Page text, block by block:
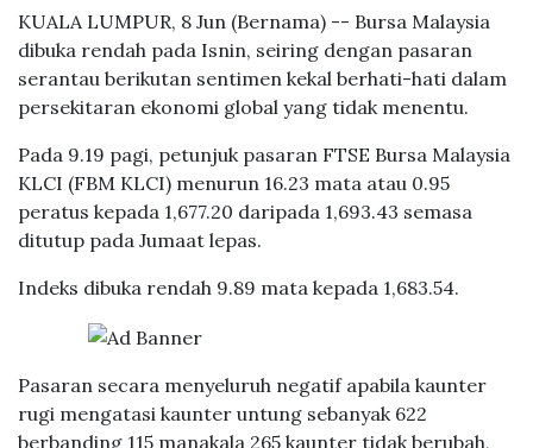
KUALA LUMPUR, 8 Jun (Bernama) -- Bursa Malaysia
dibuka rendah pada Isnin, seiring dengan pasaran
serantau berikutan sentimen kekal berhati-hati dalam
persekitaran ekonomi global yang tidak menentu.
Pada 9.19 pagi, petunjuk pasaran FTSE Bursa Malaysia
KLCI (FBM KLCI) menurun 16.23 mata atau 0.95
peratus kepada 1,677.20 daripada 1,693.43 semasa
ditutup pada Jumaat lepas.
Indeks dibuka rendah 9.89 mata kepada 1,683.54.
Pasaran secara menyeluruh negatif apabila kaunter
rugi mengatasi kaunter untung sebanyak 622
berbanding 115 manakala 265 kaunter tidak berubah,